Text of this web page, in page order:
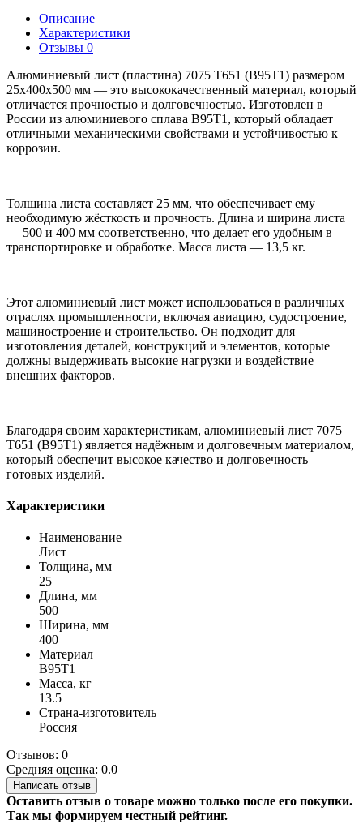
Описание
Характеристики
Отзывы 0
Алюминиевый лист (пластина) 7075 Т651 (В95Т1) размером
25х400х500 мм — это высококачественный материал, который
отличается прочностью и долговечностью. Изготовлен в
России из алюминиевого сплава В95Т1, который обладает
отличными механическими свойствами и устойчивостью к
коррозии.
Толщина листа составляет 25 мм, что обеспечивает ему
необходимую жёсткость и прочность. Длина и ширина листа
— 500 и 400 мм соответственно, что делает его удобным в
транспортировке и обработке. Масса листа — 13,5 кг.
Этот алюминиевый лист может использоваться в различных
отраслях промышленности, включая авиацию, судостроение,
машиностроение и строительство. Он подходит для
изготовления деталей, конструкций и элементов, которые
должны выдерживать высокие нагрузки и воздействие
внешних факторов.
Благодаря своим характеристикам, алюминиевый лист 7075
Т651 (В95Т1) является надёжным и долговечным материалом,
который обеспечит высокое качество и долговечность
готовых изделий.
Характеристики
Наименование
Лист
Толщина, мм
25
Длина, мм
500
Ширина, мм
400
Материал
В95Т1
Масса, кг
13.5
Страна-изготовитель
Россия
Отзывов: 0
Средняя оценка: 0.0
Написать отзыв
Оставить отзыв о товаре можно только после его покупки.
Так мы формируем честный рейтинг.